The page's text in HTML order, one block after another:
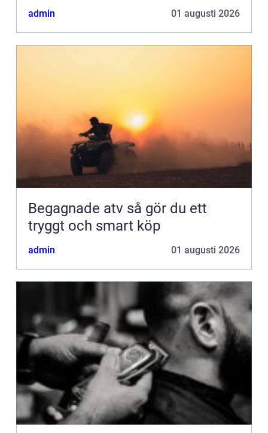
admin 01 augusti 2026
Begagnade atv så gör du ett
tryggt och smart köp
admin 01 augusti 2026